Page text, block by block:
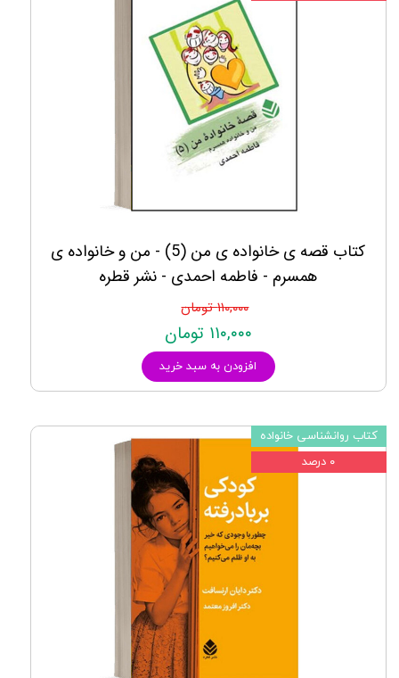
کتاب قصه ی خانواده ی من (5) - من و خانواده ی
همسرم - فاطمه احمدی - نشر قطره
۱۱۰,۰۰۰ تومان
۱۱۰,۰۰۰ تومان
افزودن به سبد خرید
کتاب روانشناسی خانواده
۰ درصد